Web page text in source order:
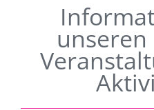
unseren